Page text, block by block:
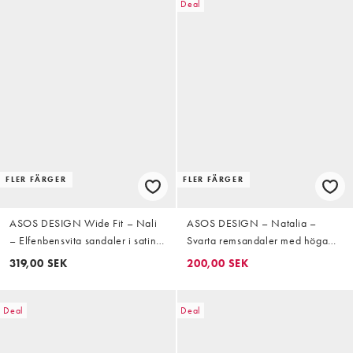
FLER FÄRGER
ASOS DESIGN Wide Fit – Nali
– Elfenbensvita sandaler i satin
med klackar och bred passform
319,00 SEK
Deal
FLER FÄRGER
ASOS DESIGN – Natalia –
Svarta remsandaler med höga
klackar och T-formad rem
200,00 SEK
Deal Deal